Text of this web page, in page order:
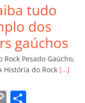
Li
n
k
ar
til
h
ar
tudo
dos
gaúchos
Pesado Gaúcho,
História do Rock […]
C